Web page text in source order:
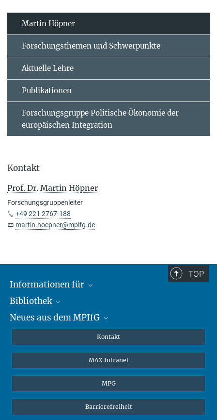
Martin Höpner
Forschungsthemen und Schwerpunkte
Aktuelle Lehre
Publikationen
Forschungsgruppe Politische Ökonomie der
europäischen Integration
Kontakt
Prof. Dr. Martin Höpner
Forschungsgruppenleiter
+49 221 2767-188
martin.hoepner@mpifg.de
TOP
Informationen für
Forschende
Gäste
Bibliothek
Profil
Remote Zugriff EZproxy
Neues aus dem MPIfG
Newsletter abonnieren
MPIfG auf LinkedIn
Magazin Gesellschaftsforschung
Kontakt
MAX Intranet
MPG
Barrierefreiheit